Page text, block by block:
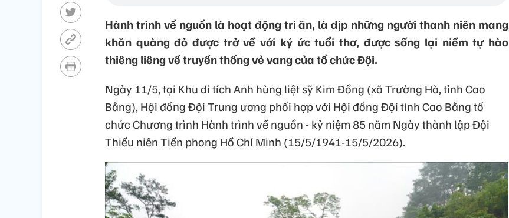
Hành trình về nguồn là hoạt động tri ân, là dịp những người thanh niên mang
khăn quàng đỏ được trở về với ký ức tuổi thơ, được sống lại niềm tự hào
thiêng liêng về truyền thống vẻ vang của tổ chức Đội.
Ngày 11/5, tại Khu di tích Anh hùng liệt sỹ Kim Đồng (xã Trường Hà, tỉnh Cao
Bằng), Hội đồng Đội Trung ương phối hợp với Hội đồng Đội tỉnh Cao Bằng tổ
chức Chương trình Hành trình về nguồn - kỷ niệm 85 năm Ngày thành lập Đội
Thiếu niên Tiền phong Hồ Chí Minh (15/5/1941-15/5/2026).